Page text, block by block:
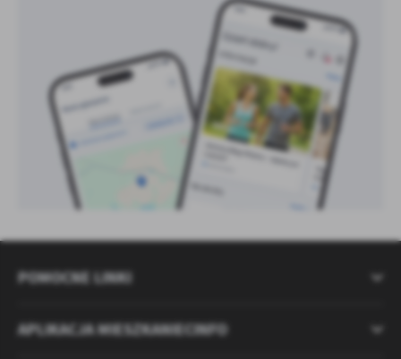
POMOCNE LINKI
APLIKACJA MIESZKANIECINFO